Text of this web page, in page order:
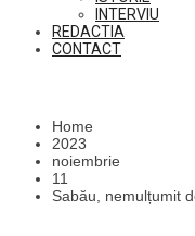
INTERVIU
REDACTIA
CONTACT
Home
2023
noiembrie
11
Sabău, nemulțumit